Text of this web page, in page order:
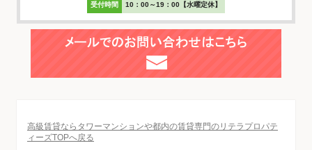
受付時間 10：00～19：00【水曜定休】
高級賃貸ならタワーマンションや都内の賃貸専門のリテラプロパテ
ィーズTOPへ戻る